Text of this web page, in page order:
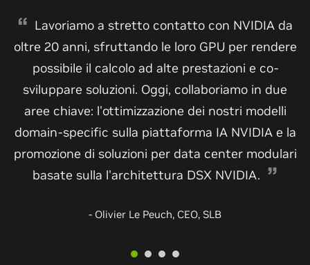
Lavoriamo a stretto contatto con NVIDIA da
oltre 20 anni, sfruttando le loro GPU per rendere
possibile il calcolo ad alte prestazioni e co-
sviluppare soluzioni. Oggi, collaboriamo in due
aree chiave: l'ottimizzazione dei nostri modelli
domain-specific sulla piattaforma IA NVIDIA e la
promozione di soluzioni per data center modulari
basate sulla l'architettura DSX NVIDIA.
- Olivier Le Peuch, CEO, SLB